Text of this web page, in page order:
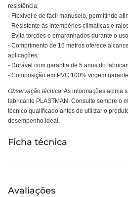
resistência;
- Flexível e de fácil manuseio, permitindo
- Resistente às intempéries climáticas e
- Evita torções e emaranhados durante o
- Comprimento de 15 metros oferece
aplicações;
- Durável com garantia de 5 anos do
- Composição em PVC 100% virgem
Observação técnica:As informações acima
fabricante PLASTMAN. Consulte sempre o
técnico qualificado antes de utilizar o
desempenho ideal.
Ficha técnica
Avaliações